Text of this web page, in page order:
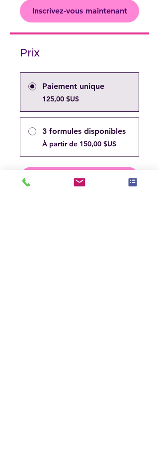
Inscrivez-vous maintenant
Prix
Paiement unique
125,00 $US
3 formules disponibles
À partir de 150,00 $US
Inscrivez-vous maintenant